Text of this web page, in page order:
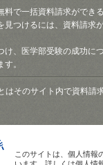
で一括資料請求ができ
つけるには、資料請求
、医学部受験の成功に
。
そのサイト内で資料請
このサイトは、個人情報
います。詳しくは個人情